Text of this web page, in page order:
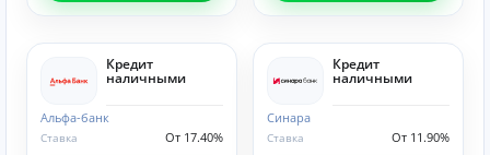
Кредит
наличными
Альфа-банк
От 17.40%
Ставка
Кредит
наличными
Синара
От 11.90%
Ставка